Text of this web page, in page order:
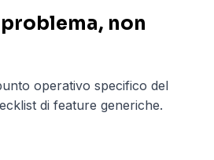
non
operativo specifico del
di feature generiche.